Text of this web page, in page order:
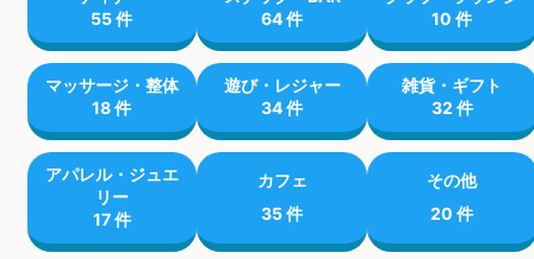
55 件
64 件
10 件
マッサージ・整体
18 件
遊び・レジャー
34 件
雑貨・ギフト
32 件
アパレル・ジュエ
リー
17 件
カフェ
35 件
その他
20 件